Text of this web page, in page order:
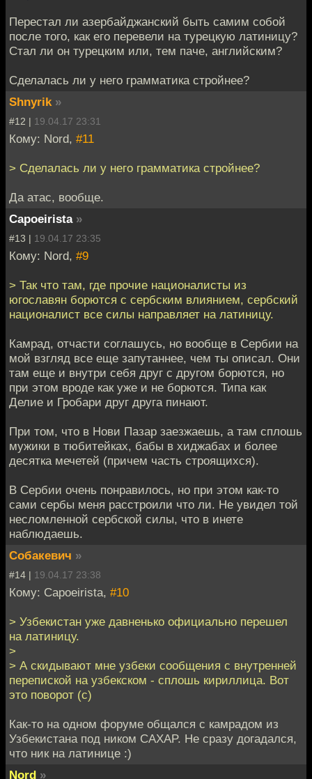
Перестал ли азербайджанский быть самим собой
после того, как его перевели на турецкую латиницу?
Стал ли он турецким или, тем паче, английским?
Сделалась ли у него грамматика стройнее?
Shnyrik »
#12 | 19.04.17 23:31
Кому: Nord, #11
> Сделалась ли у него грамматика стройнее?
Да атас, вообще.
Capoeirista »
#13 | 19.04.17 23:35
Кому: Nord, #9
> Так что там, где прочие националисты из
югославян борются с сербским влиянием, сербский
националист все силы направляет на латиницу.
Камрад, отчасти соглашусь, но вообще в Сербии на
мой взгляд все еще запутаннее, чем ты описал. Они
там еще и внутри себя друг с другом борются, но
при этом вроде как уже и не борются. Типа как
Делие и Гробари друг друга пинают.
При том, что в Нови Пазар заезжаешь, а там сплошь
мужики в тюбитейках, бабы в хиджабах и более
десятка мечетей (причем часть строящихся).
В Сербии очень понравилось, но при этом как-то
сами сербы меня расстроили что ли. Не увидел той
несломленной сербской силы, что в инете
наблюдаешь.
Собакевич »
#14 | 19.04.17 23:38
Кому: Capoeirista, #10
> Узбекистан уже давненько официально перешел
на латиницу.
>
> А скидывают мне узбеки сообщения с внутренней
перепиской на узбекском - сплошь кириллица. Вот
это поворот (с)
Как-то на одном форуме общался с камрадом из
Узбекистана под ником CAXAP. Не сразу догадался,
что ник на латинице :)
Nord »